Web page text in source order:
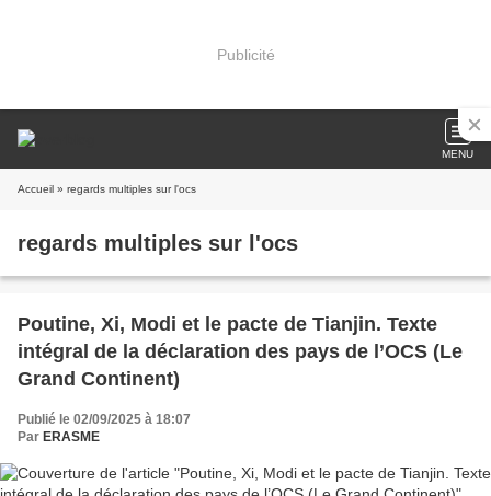
Publicité
MENU
Accueil » regards multiples sur l'ocs
regards multiples sur l'ocs
Poutine, Xi, Modi et le pacte de Tianjin. Texte
intégral de la déclaration des pays de l’OCS (Le
Grand Continent)
Publié le 02/09/2025 à 18:07
Par ERASME